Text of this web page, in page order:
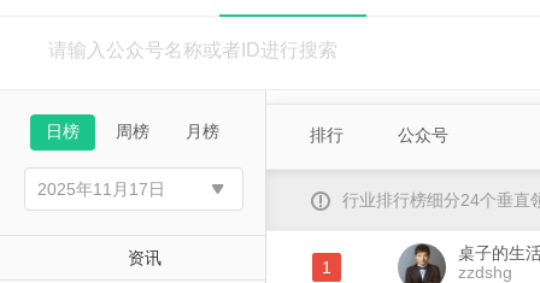
日榜 周榜 月榜
资讯
排行 公众号
行业排行榜细分24个垂直
1
桌子的生
zzdshg